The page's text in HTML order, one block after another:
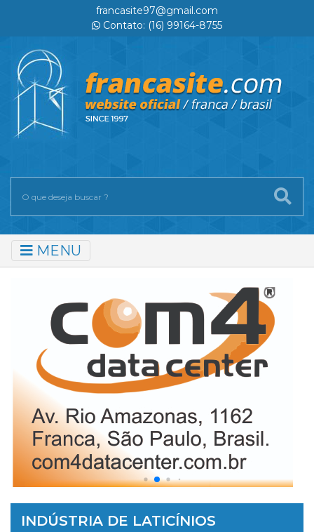
francasite97@gmail.com
Contato: (16) 99164-8755
MENU
INDÚSTRIA DE LATICÍNIOS